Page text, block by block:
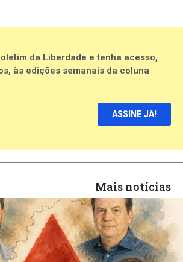
da Liberdade e tenha acesso,
às edições semanais da coluna
ASSINE JA!
Mais notícias